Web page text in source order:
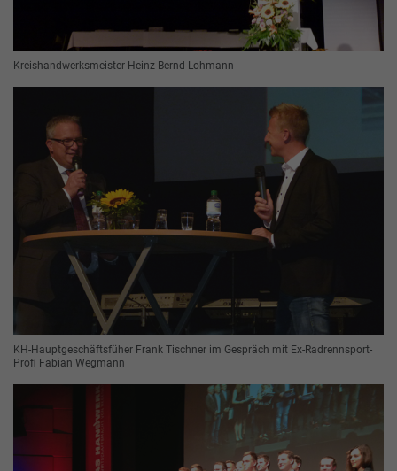
Kreishandwerksmeister Heinz-Bernd Lohmann
KH-Hauptgeschäftsfüher Frank Tischner im Gespräch mit Ex-Radrennsport-
Profi Fabian Wegmann